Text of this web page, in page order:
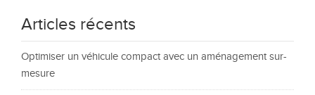
Articles récents
Optimiser un véhicule compact avec un aménagement sur-
mesure